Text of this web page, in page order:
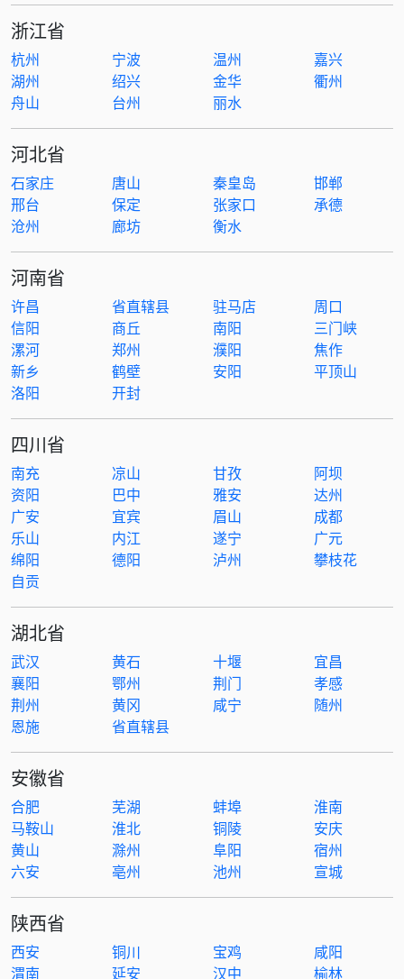
浙江省
杭州 宁波 温州
嘉兴
湖州
绍兴 金华
衢州
舟山
台州 丽水
河北省
石家庄 唐山 秦皇岛
邯郸
邢台
保定 张家口
承德
沧州
廊坊 衡水
河南省
许昌 省直辖县 驻马店
周口
信阳
商丘 南阳
三门峡
漯河
郑州 濮阳
焦作
新乡
鹤壁 安阳
平顶山
洛阳
开封
四川省
南充 凉山 甘孜
阿坝
资阳
巴中 雅安
达州
广安
宜宾 眉山
成都
乐山
内江 遂宁
广元
绵阳
德阳 泸州
攀枝花
自贡
湖北省
武汉 黄石 十堰
宜昌
襄阳
鄂州 荆门
孝感
荆州
黄冈 咸宁
随州
恩施
省直辖县
安徽省
合肥 芜湖 蚌埠
淮南
马鞍山
淮北 铜陵
安庆
黄山
滁州 阜阳
宿州
六安
亳州 池州 宣城
陕西省
西安 铜川 宝鸡
咸阳
渭南
延安 汉中 榆林